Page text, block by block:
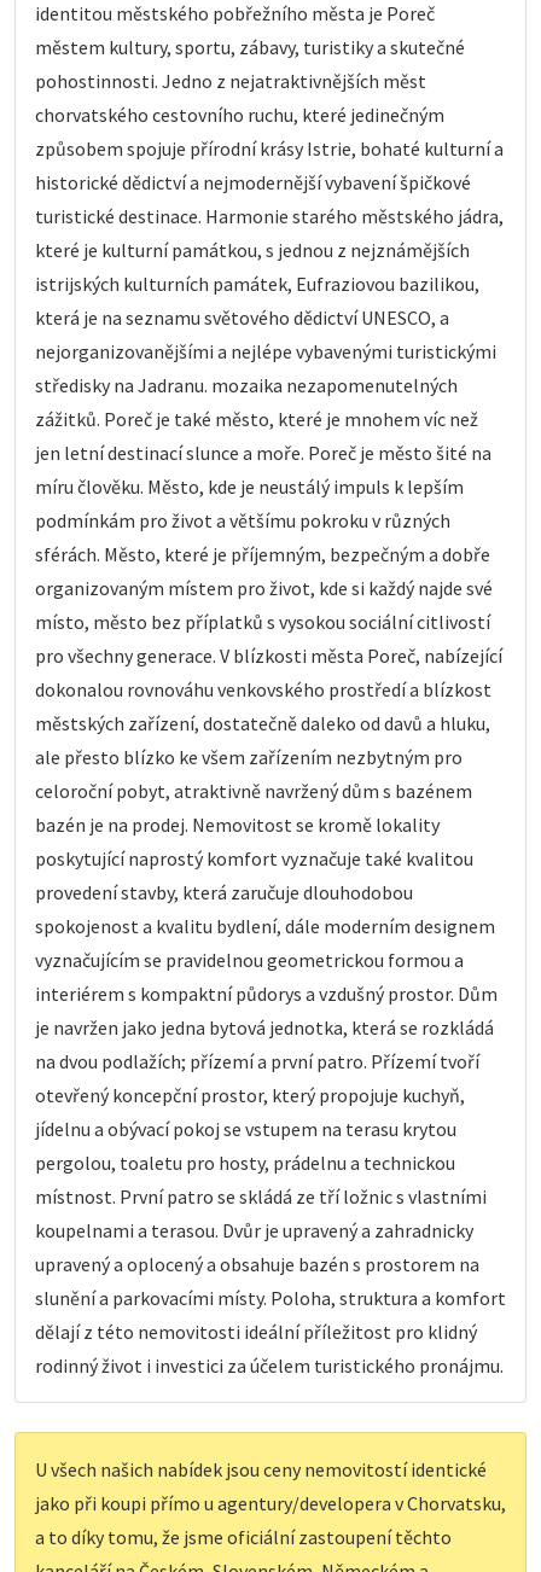
identitou městského pobřežního města je Poreč
městem kultury, sportu, zábavy, turistiky a skutečné
pohostinnosti. Jedno z nejatraktivnějších měst
chorvatského cestovního ruchu, které jedinečným
způsobem spojuje přírodní krásy Istrie, bohaté kulturní a
historické dědictví a nejmodernější vybavení špičkové
turistické destinace. Harmonie starého městského jádra,
které je kulturní památkou, s jednou z nejznámějších
istrijských kulturních památek, Eufraziovou bazilikou,
která je na seznamu světového dědictví UNESCO, a
nejorganizovanějšími a nejlépe vybavenými turistickými
středisky na Jadranu. mozaika nezapomenutelných
zážitků. Poreč je také město, které je mnohem víc než
jen letní destinací slunce a moře. Poreč je město šité na
míru člověku. Město, kde je neustálý impuls k lepším
podmínkám pro život a většímu pokroku v různých
sférách. Město, které je příjemným, bezpečným a dobře
organizovaným místem pro život, kde si každý najde své
místo, město bez příplatků s vysokou sociální citlivostí
pro všechny generace. V blízkosti města Poreč, nabízející
dokonalou rovnováhu venkovského prostředí a blízkost
městských zařízení, dostatečně daleko od davů a hluku,
ale přesto blízko ke všem zařízením nezbytným pro
celoroční pobyt, atraktivně navržený dům s bazénem
bazén je na prodej. Nemovitost se kromě lokality
poskytující naprostý komfort vyznačuje také kvalitou
provedení stavby, která zaručuje dlouhodobou
spokojenost a kvalitu bydlení, dále moderním designem
vyznačujícím se pravidelnou geometrickou formou a
interiérem s kompaktní půdorys a vzdušný prostor. Dům
je navržen jako jedna bytová jednotka, která se rozkládá
na dvou podlažích; přízemí a první patro. Přízemí tvoří
otevřený koncepční prostor, který propojuje kuchyň,
jídelnu a obývací pokoj se vstupem na terasu krytou
pergolou, toaletu pro hosty, prádelnu a technickou
místnost. První patro se skládá ze tří ložnic s vlastními
koupelnami a terasou. Dvůr je upravený a zahradnicky
upravený a oplocený a obsahuje bazén s prostorem na
slunění a parkovacími místy. Poloha, struktura a komfort
dělají z této nemovitosti ideální příležitost pro klidný
rodinný život i investici za účelem turistického pronájmu.
U všech našich nabídek jsou ceny nemovitostí identické
jako při koupi přímo u agentury/developera v Chorvatsku,
a to díky tomu, že jsme oficiální zastoupení těchto